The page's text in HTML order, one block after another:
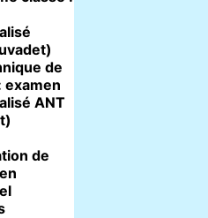
de
examen
ANT
de